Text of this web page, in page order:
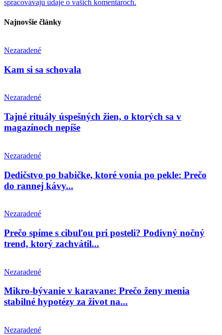
spracovávajú údaje o vašich komentároch.
Najnovšie články
Nezaradené
Kam si sa schovala
Nezaradené
Tajné rituály úspešných žien, o ktorých sa v
magazínoch nepíše
Nezaradené
Dedičstvo po babičke, ktoré vonia po pekle: Prečo
do rannej kávy...
Nezaradené
Prečo spíme s cibuľou pri posteli? Podivný nočný
trend, ktorý zachvátil...
Nezaradené
Mikro-bývanie v karavane: Prečo ženy menia
stabilné hypotézy za život na...
Nezaradené